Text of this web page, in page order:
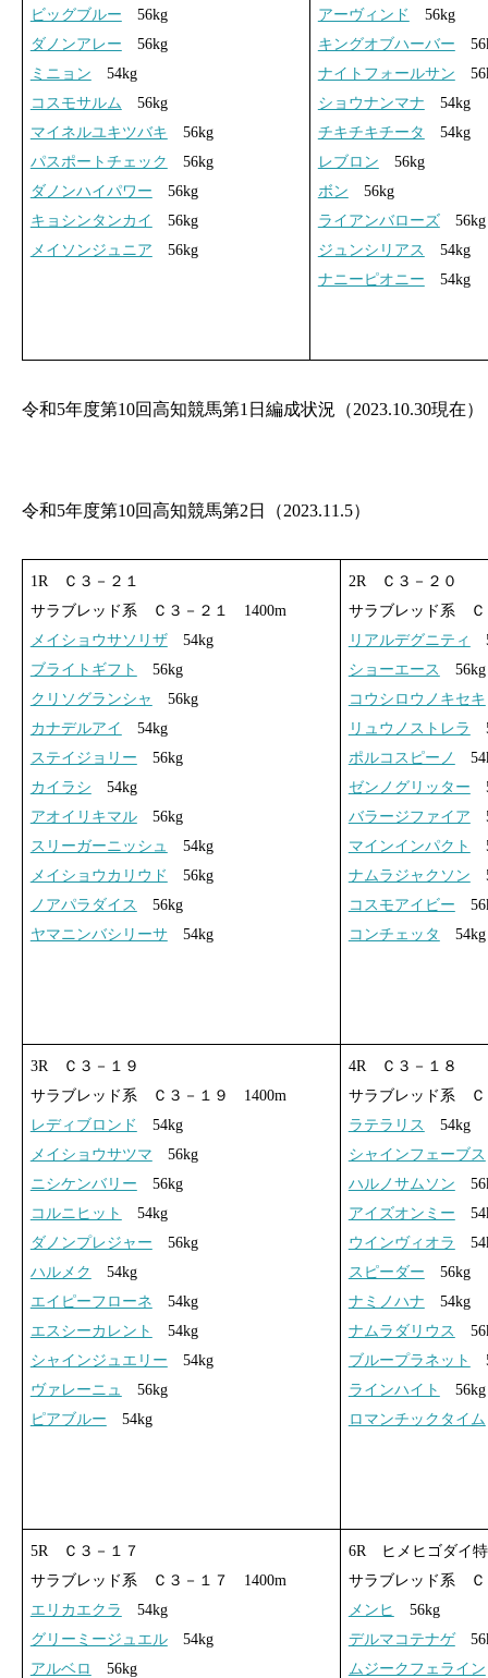
ビッグブルー 56kg
ダノンアレー 56kg
ミニョン 54kg
コスモサルム 56kg
マイネルユキツバキ 56kg
パスポートチェック
56kg
ダノンハイパワー 56kg
キョシンタンカイ
56kg
メイソンジュニア 56kg
アーヴィンド
56kg
キングオブハーバー
ナイトフォールサン
ショウナンマナ 54kg
チキチキチータ
54kg
レブロン 56kg
ボン 56kg
ライアンバローズ56kg
ジュンシリアス
54kg
ナニーピオニー 54kg
令和5年度第10回高知競馬第1日編成状況（2023.10.30現在）
令和5年度第10回高知競馬第2日（2023.11.5）
1R Ｃ３－２１
サラブレッド系 Ｃ３－２１ 1400m
メイショウサソリザ54kg
ブライトギフト
56kg
クリソグランシャ
56kg
カナデルアイ
54kg
ステイジョリー 56kg
カイラシ 54kg
アオイリキマル56kg
スリーガーニッシュ
54kg
メイショウカリウド
56kg
ノアパラダイス
56kg
ヤマニンバシリーサ54kg
2R Ｃ３－２０
サラブレッド系
リアルデグニティ
ショーエース
56kg
コウシロウノキセキ
リュウノストレラ
ポルコスピーノ
ゼンノグリッター
バラージファイア
マインインパクト
ナムラジャクソン
コスモアイビー
コンチェッタ
54kg
3R Ｃ３－１９
サラブレッド系 Ｃ３－１９ 1400m
レディブロンド
54kg
メイショウサツマ 56kg
ニシケンバリー 56kg
コルニヒット
54kg
ダノンプレジャー 56kg
ハルメク
54kg
エイピーフローネ 54kg
エスシーカレント
54kg
シャインジュエリー 54kg
ヴァレーニュ
56kg
ピアブルー 54kg
4R Ｃ３－１８
サラブレッド系
ラテラリス
54kg
シャインフェーブス
ハルノサムソン
アイズオンミー
ウインヴィオラ
スピーダー 56kg
ナミノハナ 54kg
ナムラダリウス
ブループラネット
ラインハイト
56kg
ロマンチックタイム
5R Ｃ３－１７
サラブレッド系 Ｃ３－１７ 1400m
エリカエクラ
54kg
グリーミージュエル54kg
アルベロ
56kg
6R ヒメヒゴダイ
サラブレッド系
メンヒ
56kg
デルマコテナゲ
ムジークフェライン